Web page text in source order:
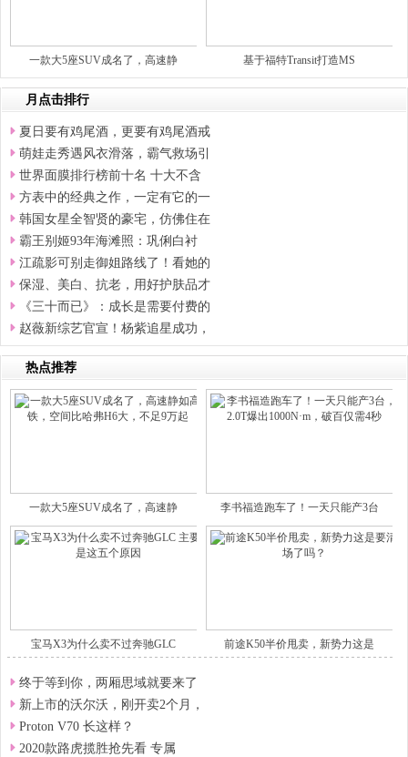
一款大5座SUV成名了，高速静 基于福特Transit打造MS
月点击排行
夏日要有鸡尾酒，更要有鸡尾酒戒
萌娃走秀遇风衣滑落，霸气救场引
世界面膜排行榜前十名 十大不含
方表中的经典之作，一定有它的一
韩国女星全智贤的豪宅，仿佛住在
霸王别姬93年海滩照：巩俐白衬
江疏影可别走御姐路线了！看她的
保湿、美白、抗老，用好护肤品才
《三十而已》：成长是需要付费的
赵薇新综艺官宣！杨紫追星成功，
热点推荐
一款大5座SUV成名了，高速静 李书福造跑车了！一天只能产3台
宝马X3为什么卖不过奔驰GLC 前途K50半价甩卖，新势力这是
终于等到你，两厢思域就要来了
新上市的沃尔沃，刚开卖2个月，
Proton V70 长这样？
2020款路虎揽胜抢先看 专属